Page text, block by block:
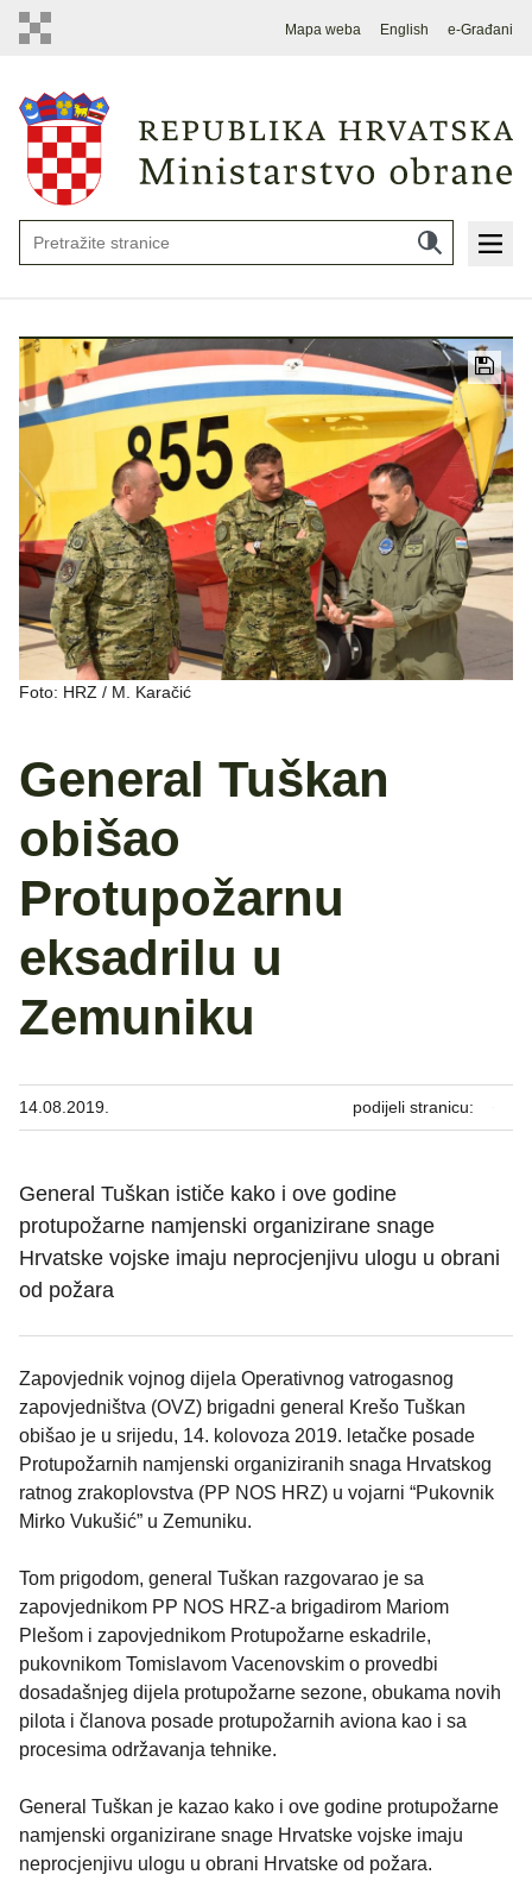
Mapa weba English e-Građani
Foto: HRZ / M. Karačić
General Tuškan
obišao
Protupožarnu
eksadrilu u
Zemuniku
14.08.2019. podijeli stranicu:
General Tuškan ističe kako i ove godine
protupožarne namjenski organizirane snage
Hrvatske vojske imaju neprocjenjivu ulogu u obrani
od požara
Zapovjednik vojnog dijela Operativnog vatrogasnog
zapovjedništva (OVZ) brigadni general Krešo Tuškan
obišao je u srijedu, 14. kolovoza 2019. letačke posade
Protupožarnih namjenski organiziranih snaga Hrvatskog
ratnog zrakoplovstva (PP NOS HRZ) u vojarni “Pukovnik
Mirko Vukušić” u Zemuniku.
Tom prigodom, general Tuškan razgovarao je sa
zapovjednikom PP NOS HRZ-a brigadirom Mariom
Plešom i zapovjednikom Protupožarne eskadrile,
pukovnikom Tomislavom Vacenovskim o provedbi
dosadašnjeg dijela protupožarne sezone, obukama novih
pilota i članova posade protupožarnih aviona kao i sa
procesima održavanja tehnike.
General Tuškan je kazao kako i ove godine protupožarne
namjenski organizirane snage Hrvatske vojske imaju
neprocjenjivu ulogu u obrani Hrvatske od požara.